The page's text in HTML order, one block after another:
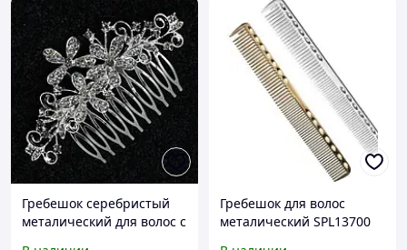
Гребешок серебристый
металический для волос с
Гребешок для волос
металический SPL13700